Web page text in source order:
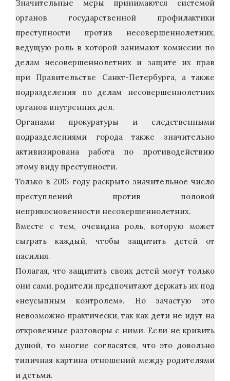
Значительные меры принимаются системой
органов государственной профилактики
преступности против несовершеннолетних,
ведущую роль в которой занимают комиссии по
делам несовершеннолетних и защите их прав
при Правительстве Санкт-Петербурга, а также
подразделения по делам несовершеннолетних
органов внутренних дел.
Органами прокуратуры и следственными
подразделениями города также значительно
активизирована работа по противодействию
этому виду преступности.
Только в 2015 году раскрыто значительное число
преступлений против половой
неприкосновенности несовершеннолетних.
Вместе с тем, очевидна роль, которую может
сыграть каждый, чтобы защитить детей от
насилия.
Полагая, что защитить своих детей могут только
они сами, родители предпочитают держать их под
«неусыпным контролем». Но зачастую это
невозможно практически, так как дети не идут на
откровенные разговоры с ними. Если не кривить
душой, то многие согласятся, что это довольно
типичная картина отношений между родителями
и детьми.